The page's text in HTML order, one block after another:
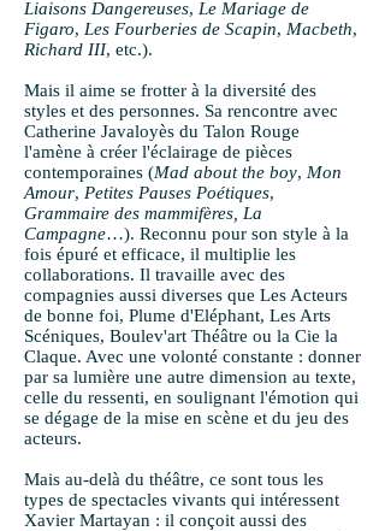
Liaisons Dangereuses, Le Mariage de
Figaro, Les Fourberies de Scapin, Macbeth,
Richard III, etc.).
Mais il aime se frotter à la diversité des
styles et des personnes. Sa rencontre avec
Catherine Javaloyès du Talon Rouge
l'amène à créer l'éclairage de pièces
contemporaines (Mad about the boy, Mon
Amour, Petites Pauses Poétiques,
Grammaire des mammifères, La
Campagne…). Reconnu pour son style à la
fois épuré et efficace, il multiplie les
collaborations. Il travaille avec des
compagnies aussi diverses que Les Acteurs
de bonne foi, Plume d'Eléphant, Les Arts
Scéniques, Boulev'art Théâtre ou la Cie la
Claque. Avec une volonté constante : donner
par sa lumière une autre dimension au texte,
celle du ressenti, en soulignant l'émotion qui
se dégage de la mise en scène et du jeu des
acteurs.
Mais au-delà du théâtre, ce sont tous les
types de spectacles vivants qui intéressent
Xavier Martayan : il conçoit aussi des